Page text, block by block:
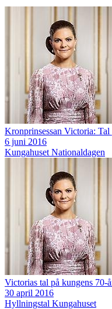
Kronprinsessan Victoria:
6 juni 2016
Kungahuset Nationaldagen
Victorias tal på kungens 70-
30 april 2016
Hyllningstal Kungahuset